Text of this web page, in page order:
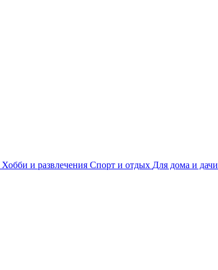
Хобби и развлечения Спорт и отдых Для дома и дачи